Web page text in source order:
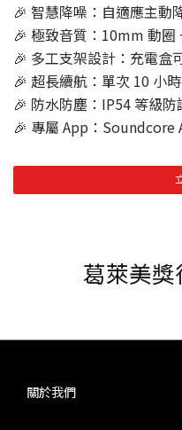
🎉​ 智慧降噪：自適應主動
🎉​ 極致音質：10mm 動
🎉​ 多工支架設計：充電盒
🎉​ 超長續航：單次 10 小
🎉​ 防水防塵：IP54 等級
🎉​ 專屬 App：Soundcore
葛萊美
關於我們